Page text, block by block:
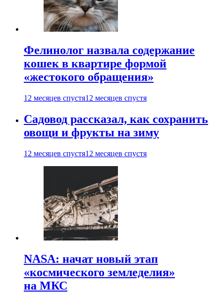
Фелинолог назвала содержание
кошек в квартире формой
«жестокого обращения»
12 месяцев спустя12 месяцев спустя
Садовод рассказал, как сохранить
овощи и фрукты на зиму
12 месяцев спустя12 месяцев спустя
NASA: начат новый этап
«космического земледелия»
на МКС